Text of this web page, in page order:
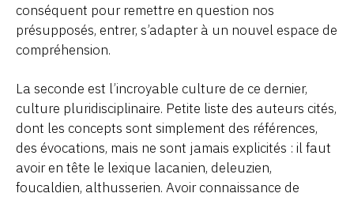
conséquent pour remettre en question nos
présupposés, entrer, s’adapter à un nouvel espace de
compréhension.
La seconde est l’incroyable culture de ce dernier,
culture pluridisciplinaire. Petite liste des auteurs cités,
dont les concepts sont simplement des références,
des évocations, mais ne sont jamais explicités : il faut
avoir en tête le lexique lacanien, deleuzien,
foucaldien, althusserien. Avoir connaissance de